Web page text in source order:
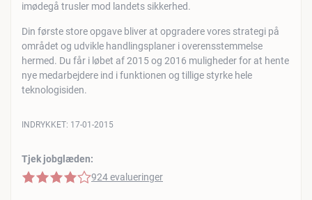
imødegå trusler mod landets sikkerhed.
Din første store opgave bliver at opgradere vores strategi på
området og udvikle handlingsplaner i overensstemmelse
hermed. Du får i løbet af 2015 og 2016 muligheder for at hente
nye medarbejdere ind i funktionen og tillige styrke hele
teknologisiden.
Tjek jobglæden:
4 af 5 stjerner
924 evalueringer
INDRYKKET: 17-01-2015